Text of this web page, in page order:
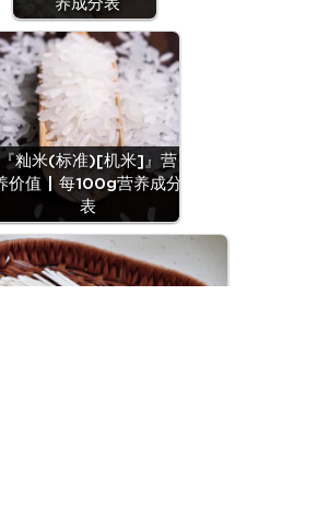
养成分表
籼米(标准)[机米]』营
价值 | 每100g营养成分
表